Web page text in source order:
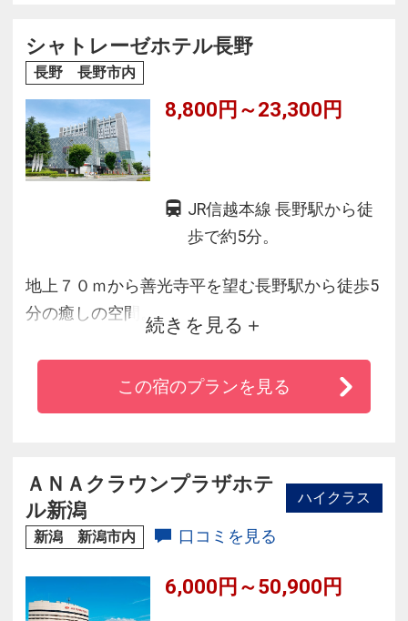
楽しみください。
シャトレーゼホテル長野
長野 長野市内
8,800円～23,300円
JR信越本線 長野駅から徒
歩で約5分。
地上７０ｍから善光寺平を望む長野駅から徒歩5
分の癒しの空間。
善光寺平で新たな出会いが待つ港。心波打つ、
空に続くアトリウム階段。地上７０ｍの展望レ
ストランで過ごす壮大なパノラマとの格別のひ
続きを見る
この宿のプランを見る
ＡＮＡクラウンプラザホテ
ル新潟
ハイクラス
新潟 新潟市内 口コミを見る
6,000円～50,900円